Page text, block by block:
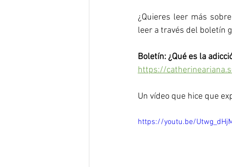
¿Quieres leer más
leer a través del boletín
Boletín: ¿Qué es la
https://
Un vídeo que hice que
https://youtu.be/